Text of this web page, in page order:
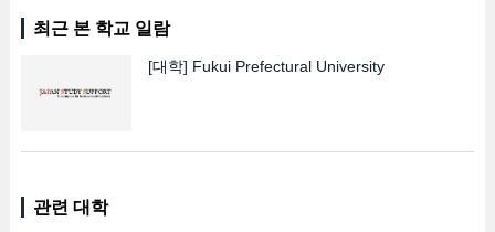
최근 본 학교 일람
[대학] Fukui Prefectural University
관련 대학